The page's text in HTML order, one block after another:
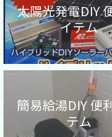
太陽光発電DIY
イテム
簡易給湯DIY 便
テム